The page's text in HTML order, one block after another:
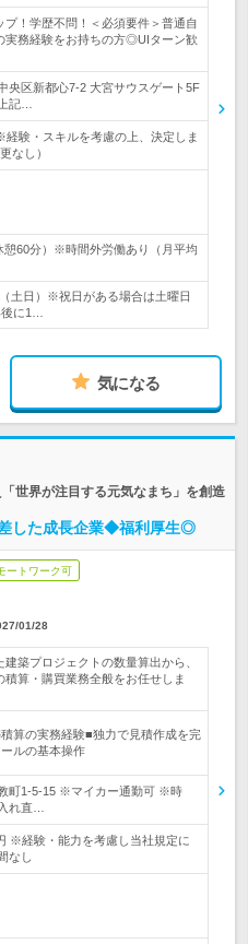
！学歴不問！＜必須要件＞普通自
実務経験をお持ちの方◎UIターン歓
央区新都心7-2 大宮サウスゲート5F
記…
験・スキルを考慮の上、決定しま
なし）
憩60分）※時間外労働あり（月平均
土日）※祝日がある場合は土曜日
に1…
気になる
世界が注目する元気なまち」を創造
した成長企業◆福利厚生◎
ートワーク可
01/28
築プロジェクトの数量算出から、
算・購買業務全般をお任せしま
算の実務経験■独力で見積作成を完
ルの基本操作
町1-5-15 ※マイカー通勤可 ※時
れ直…
※経験・能力を考慮し当社規定に
なし